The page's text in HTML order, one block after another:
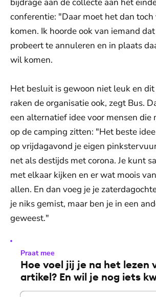
bijdrage aan de collecte aan het
conferentie: "Daar moet het dan toch
komen. Ik hoorde ook van iemand
probeert te annuleren en in plaats
wil komen.
Het besluit is gewoon niet leuk en
raken de organisatie ook, zegt Bus.
een alternatief idee voor mensen die
op de camping zitten: "Het beste
op vrijdagavond je eigen
net als destijds met corona. Je kunt
met elkaar kijken en er wat moois
allen. En dan voeg je je
je niks gemist, maar ben je in een
geweest."
Praat mee
Hoe voel jij je na het lezen
artikel? En wil je nog iets